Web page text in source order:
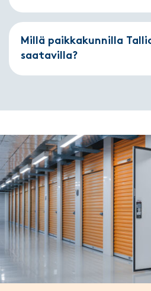
Millä paikkakunnilla
saatavilla?